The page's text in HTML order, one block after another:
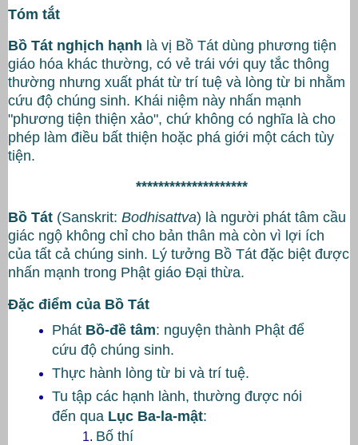
Tóm tắt
Bồ Tát nghịch hạnh là vị Bồ Tát dùng phương tiện
giáo hóa khác thường, có vẻ trái với quy tắc thông
thường nhưng xuất phát từ trí tuệ và lòng từ bi nhằm
cứu độ chúng sinh. Khái niệm này nhấn mạnh
"phương tiện thiện xảo", chứ không có nghĩa là cho
phép làm điều bất thiện hoặc phá giới một cách tùy
tiện.
********************
Bồ Tát (Sanskrit: Bodhisattva) là người phát tâm cầu
giác ngộ không chỉ cho bản thân mà còn vì lợi ích
của tất cả chúng sinh. Lý tưởng Bồ Tát đặc biệt được
nhấn mạnh trong Phật giáo Đại thừa.
Đặc điểm của Bồ Tát
Phát Bồ-đề tâm: nguyện thành Phật để
cứu độ chúng sinh.
Thực hành lòng từ bi và trí tuệ.
Tu tập các hạnh lành, thường được nói
đến qua Lục Ba-la-mật:
Bố thí